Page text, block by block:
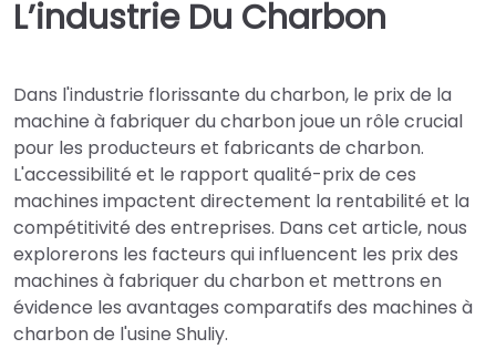
L’industrie Du Charbon
Dans l'industrie florissante du charbon, le prix de la
machine à fabriquer du charbon joue un rôle crucial
pour les producteurs et fabricants de charbon.
L'accessibilité et le rapport qualité-prix de ces
machines impactent directement la rentabilité et la
compétitivité des entreprises. Dans cet article, nous
explorerons les facteurs qui influencent les prix des
machines à fabriquer du charbon et mettrons en
évidence les avantages comparatifs des machines à
charbon de l'usine Shuliy.